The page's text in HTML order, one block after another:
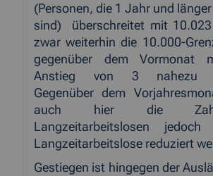
(Personen, die 1 Jahr und
sind)
überschreitet mit
zwar weiterhin die 10.000-
gegenüber dem Vormonat
Anstieg von 3 nahezu
Gegenüber dem
auch hier die
Langzeitarbeitslosen
Langzeitarbeitslose reduziert
Gestiegen ist hingegen der